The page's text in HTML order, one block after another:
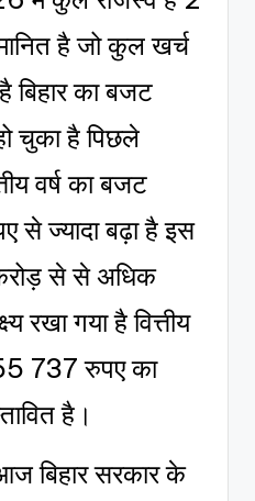
है जो कुल खर्च
का बजट
चुका है पिछले
वर्ष का बजट
ज्यादा बढ़ा है इस
से से अधिक
रखा गया है वित्तीय
737 रुपए का
है।
बिहार सरकार के